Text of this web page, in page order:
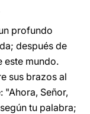
profundo
después de
este mundo.
sus brazos al
"Ahora, Señor,
tu palabra;